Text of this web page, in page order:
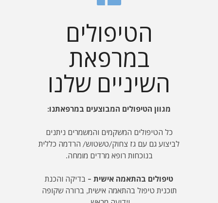
הטיפולים
במרפאת
השיניים שלנו
מגוון הטיפולים המבוצעים במרפאתנו:
כל הטיפולים המשקמים והמשמרים ניתנים
לביצוע גם עם גז צחוק/טשטוש/ הרדמה כללית
בנוכחות רופא מרדים מומחה.
טיפולים בהתאמה אישית – בדיקה והכנת
תוכנית טיפול בהתאמה אישית, ברורה שקופה